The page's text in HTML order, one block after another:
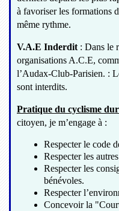
à favoriser les formations
même rythme.
V.A.E Inderdit : Dans le
organisations A.C.E,
l’Audax-Club-Parisien. :
sont interdits.
Pratique du cyclisme
citoyen, je m’engage à :
Respecter le code
Respecter les
Respecter les
bénévoles.
Respecter
Concevoir la